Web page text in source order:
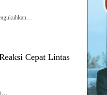
Cepat Lintas